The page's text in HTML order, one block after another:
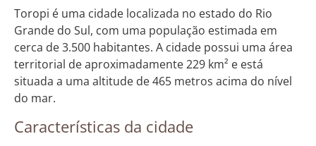
Toropi é uma cidade localizada no estado do Rio
Grande do Sul, com uma população estimada em
cerca de 3.500 habitantes. A cidade possui uma área
territorial de aproximadamente 229 km² e está
situada a uma altitude de 465 metros acima do nível
do mar.
Características da cidade